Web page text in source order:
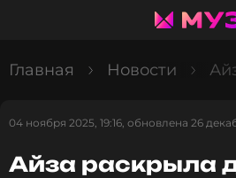
Главная Новости
04 ноября 2025, 19:16, обновлена 26
Айза раскрыла